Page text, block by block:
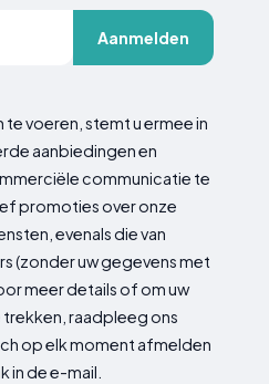
Aanmelden
te voeren, stemt u ermee in
aanbiedingen en
communicatie te
promoties over onze
evenals die van
(zonder uw gegevens met
meer details of om uw
raadpleeg ons
op elk moment afmelden
in de e-mail.